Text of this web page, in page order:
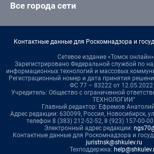
Все города сети
Контактные данные для Роскомнадзора и
Сетевое издание «Томск
Зарегистрировано Федеральной службой по
информационных технологий и массовых
Регистрационный номер и дата принятия
ФС 77 – 83222 от 12.05.2022
Учредитель: Общество с ограниченной
ТЕХНОЛОГИИ"
Главный редактор: Ефремов
Адрес редакции: 630099, Россия, Новосибирск,
телефон 8 (383) 212-52-52, 8 (923) 157-00-
Электронный адрес редакции:
Контактные данные для Роскомнадзора и
juristnsk@shkulev.ru
Техподдержка: